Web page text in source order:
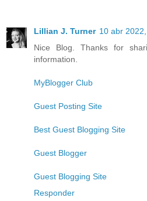
Lillian J. Turner 10 abr
Nice Blog. Thanks for
information.
MyBlogger Club
Guest Posting Site
Best Guest Blogging Site
Guest Blogger
Guest Blogging Site
Responder